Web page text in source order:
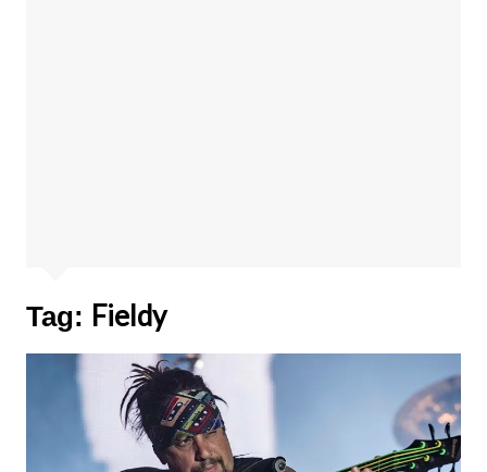
Tag: Fieldy